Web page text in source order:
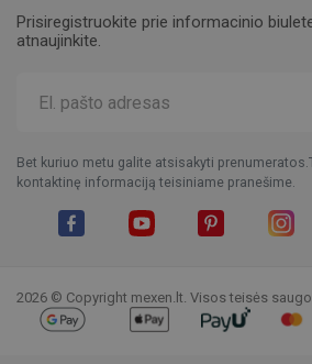
Prisiregistruokite prie informacinio
atnaujinkite.
Bet kuriuo metu galite atsisakyti
kontaktinę informaciją teisiniame pranešime.
2026 © Copyright mexen.lt. Visos teisės